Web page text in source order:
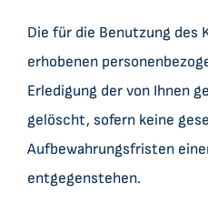
Die für die Benutzung des
erhobenen
Erledigung der von Ihnen
gelöscht, sofern keine
Aufbewahrungsfristen
entgegenstehen.